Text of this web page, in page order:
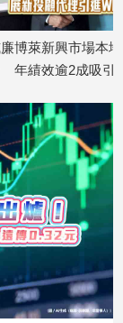
廉博萊新興市場本
年績效逾2成吸引